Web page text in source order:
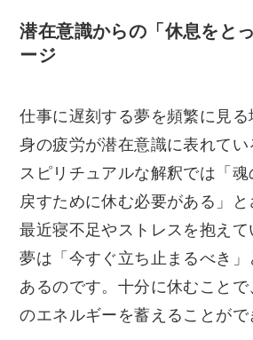
潜在意識からの「休息をと
ージ
仕事に遅刻する夢を頻繁に見
身の疲労が潜在意識に表れてい
スピリチュアルな解釈では「魂
戻すために休む必要がある」と
最近寝不足やストレスを抱え
夢は「今すぐ立ち止まるべき」
あるのです。十分に休むことで
のエネルギーを蓄えることがで